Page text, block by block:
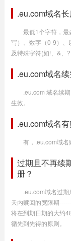
.eu.com域名
最低1个字符，
写）、数字（0-9）、
及特殊字符(如!、&、
.eu.com域名
.eu.com 域名续
生效。
.eu.com域名
有，.eu.com域名
过期且不再续
册？
.eu.com域名过
天内赎回的宽限期
将在到期日期的大约
循先到先得的原则。